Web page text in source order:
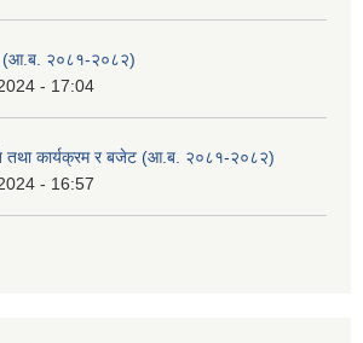
(आ.ब. २०८१-२०८२)
- 17:04
तथा कार्यक्रम र बजेट (आ.ब. २०८१-२०८२)
- 16:57